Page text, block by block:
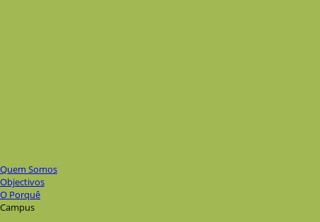
Quem Somos
Objectivos
O Porquê
Campus